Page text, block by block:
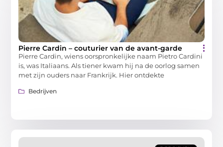
Pierre Cardin – couturier van de avant-garde
Pierre Cardin, wiens oorspronkelijke naam Pietro Cardini
is, was Italiaans. Als tiener kwam hij na de oorlog samen
met zijn ouders naar Frankrijk. Hier ontdekte
Bedrijven